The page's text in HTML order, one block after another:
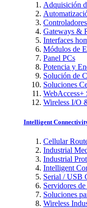
Adquisición
Gateways &
Interfaces
Módulos de
Panel PCs
Potencia y
Solución de
Soluciones
WebAccess+
Wireless I/O
Intelligent
Cellular
Industrial
Industrial
Intelligent
Serial / USB
Servidores
Soluciones
Wireless